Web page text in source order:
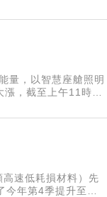
量，以智慧座艙照明
，截至上午11時4
速低耗損材料）先
今年第4季提升至